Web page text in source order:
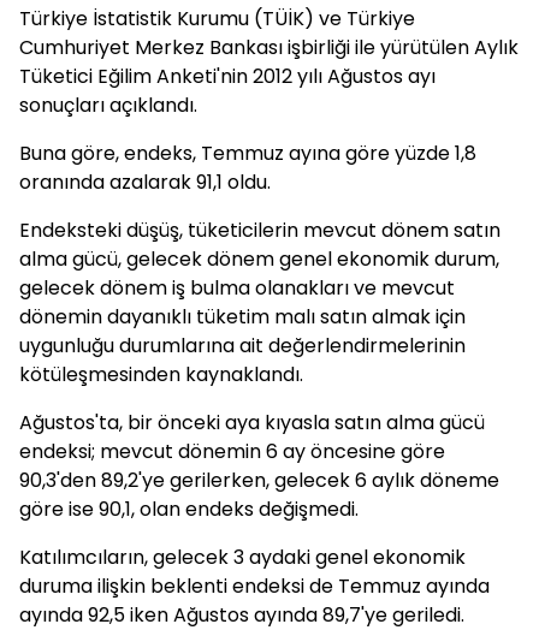
Türkiye İstatistik Kurumu (TÜİK) ve Türkiye
Cumhuriyet Merkez Bankası işbirliği ile yürütülen Aylık
Tüketici Eğilim Anketi'nin 2012 yılı Ağustos ayı
sonuçları açıklandı.
Buna göre, endeks, Temmuz ayına göre yüzde 1,8
oranında azalarak 91,1 oldu.
Endeksteki düşüş, tüketicilerin mevcut dönem satın
alma gücü, gelecek dönem genel ekonomik durum,
gelecek dönem iş bulma olanakları ve mevcut
dönemin dayanıklı tüketim malı satın almak için
uygunluğu durumlarına ait değerlendirmelerinin
kötüleşmesinden kaynaklandı.
Ağustos'ta, bir önceki aya kıyasla satın alma gücü
endeksi; mevcut dönemin 6 ay öncesine göre
90,3'den 89,2'ye gerilerken, gelecek 6 aylık döneme
göre ise 90,1, olan endeks değişmedi.
Katılımcıların, gelecek 3 aydaki genel ekonomik
duruma ilişkin beklenti endeksi de Temmuz ayında
ayında 92,5 iken Ağustos ayında 89,7'ye geriledi.